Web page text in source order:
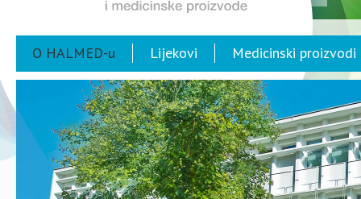
O HALMED-u Lijekovi Medicinski proizvodi